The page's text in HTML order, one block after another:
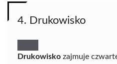
4. Drukowisko
Drukowisko zajmuje